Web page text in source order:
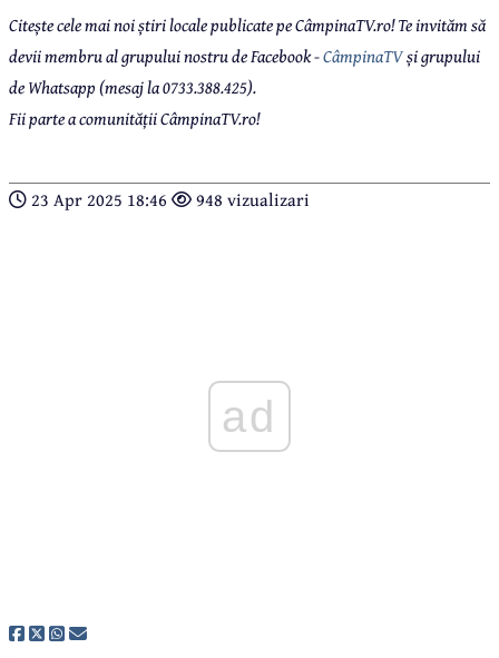
Citește cele mai noi știri locale publicate pe CâmpinaTV.ro! Te invităm să
devii membru al grupului nostru de Facebook -CâmpinaTVși grupului
de Whatsapp (mesaj la 0733.388.425).
Fii parte a comunității CâmpinaTV.ro!
23 Apr 2025 18:46 948 vizualizari
ad